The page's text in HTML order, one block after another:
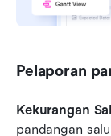
Pelaporan
Kekurangan
pandangan